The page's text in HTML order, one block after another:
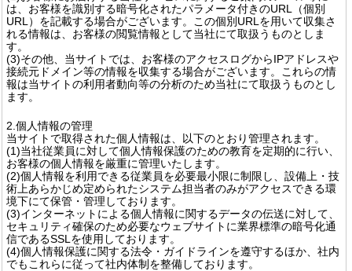
は、お客様を識別する暗号化されたパラメータ付きのURL（個別
URL）を記載する場合がございます。この個別URLを用いて収集さ
れる情報は、お客様の閲覧情報として当社にて取扱うものとしま
す。
(3)その他、当サイトでは、お客様のアクセスログからIPアドレスや
接続元ドメイン等の情報を収集する場合がございます。これらの情
報は当サイトの利用者動向等の分析のため当社にて取扱うものとし
ます。
2.個人情報の管理
当サイトで取得された個人情報は、以下のとおり管理されます。
(1)当社従業員に対して個人情報保護のための教育を定期的に行い、
お客様の個人情報を厳重に管理いたします。
(2)個人情報を利用できる従業員を必要最小限に制限し、設備上・技
術上あらかじめ定められたシステム担当者のみがアクセスできる環
境下にて保管・管理しております。
(3)インターネットによる個人情報に関するデータの伝送に対して、
セキュリティ確保のため必要なウェブサイトに業界標準の暗号化通
信であるSSLを使用しております。
(4)個人情報保護に関する法令・ガイドラインを遵守するほか、社内
でもこれらに従って社内体制を整備しております。